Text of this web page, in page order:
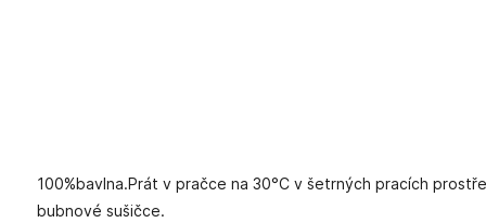
100%bavlna.Prát v pračce na 30°C v šetrných pracích
bubnové sušičce.